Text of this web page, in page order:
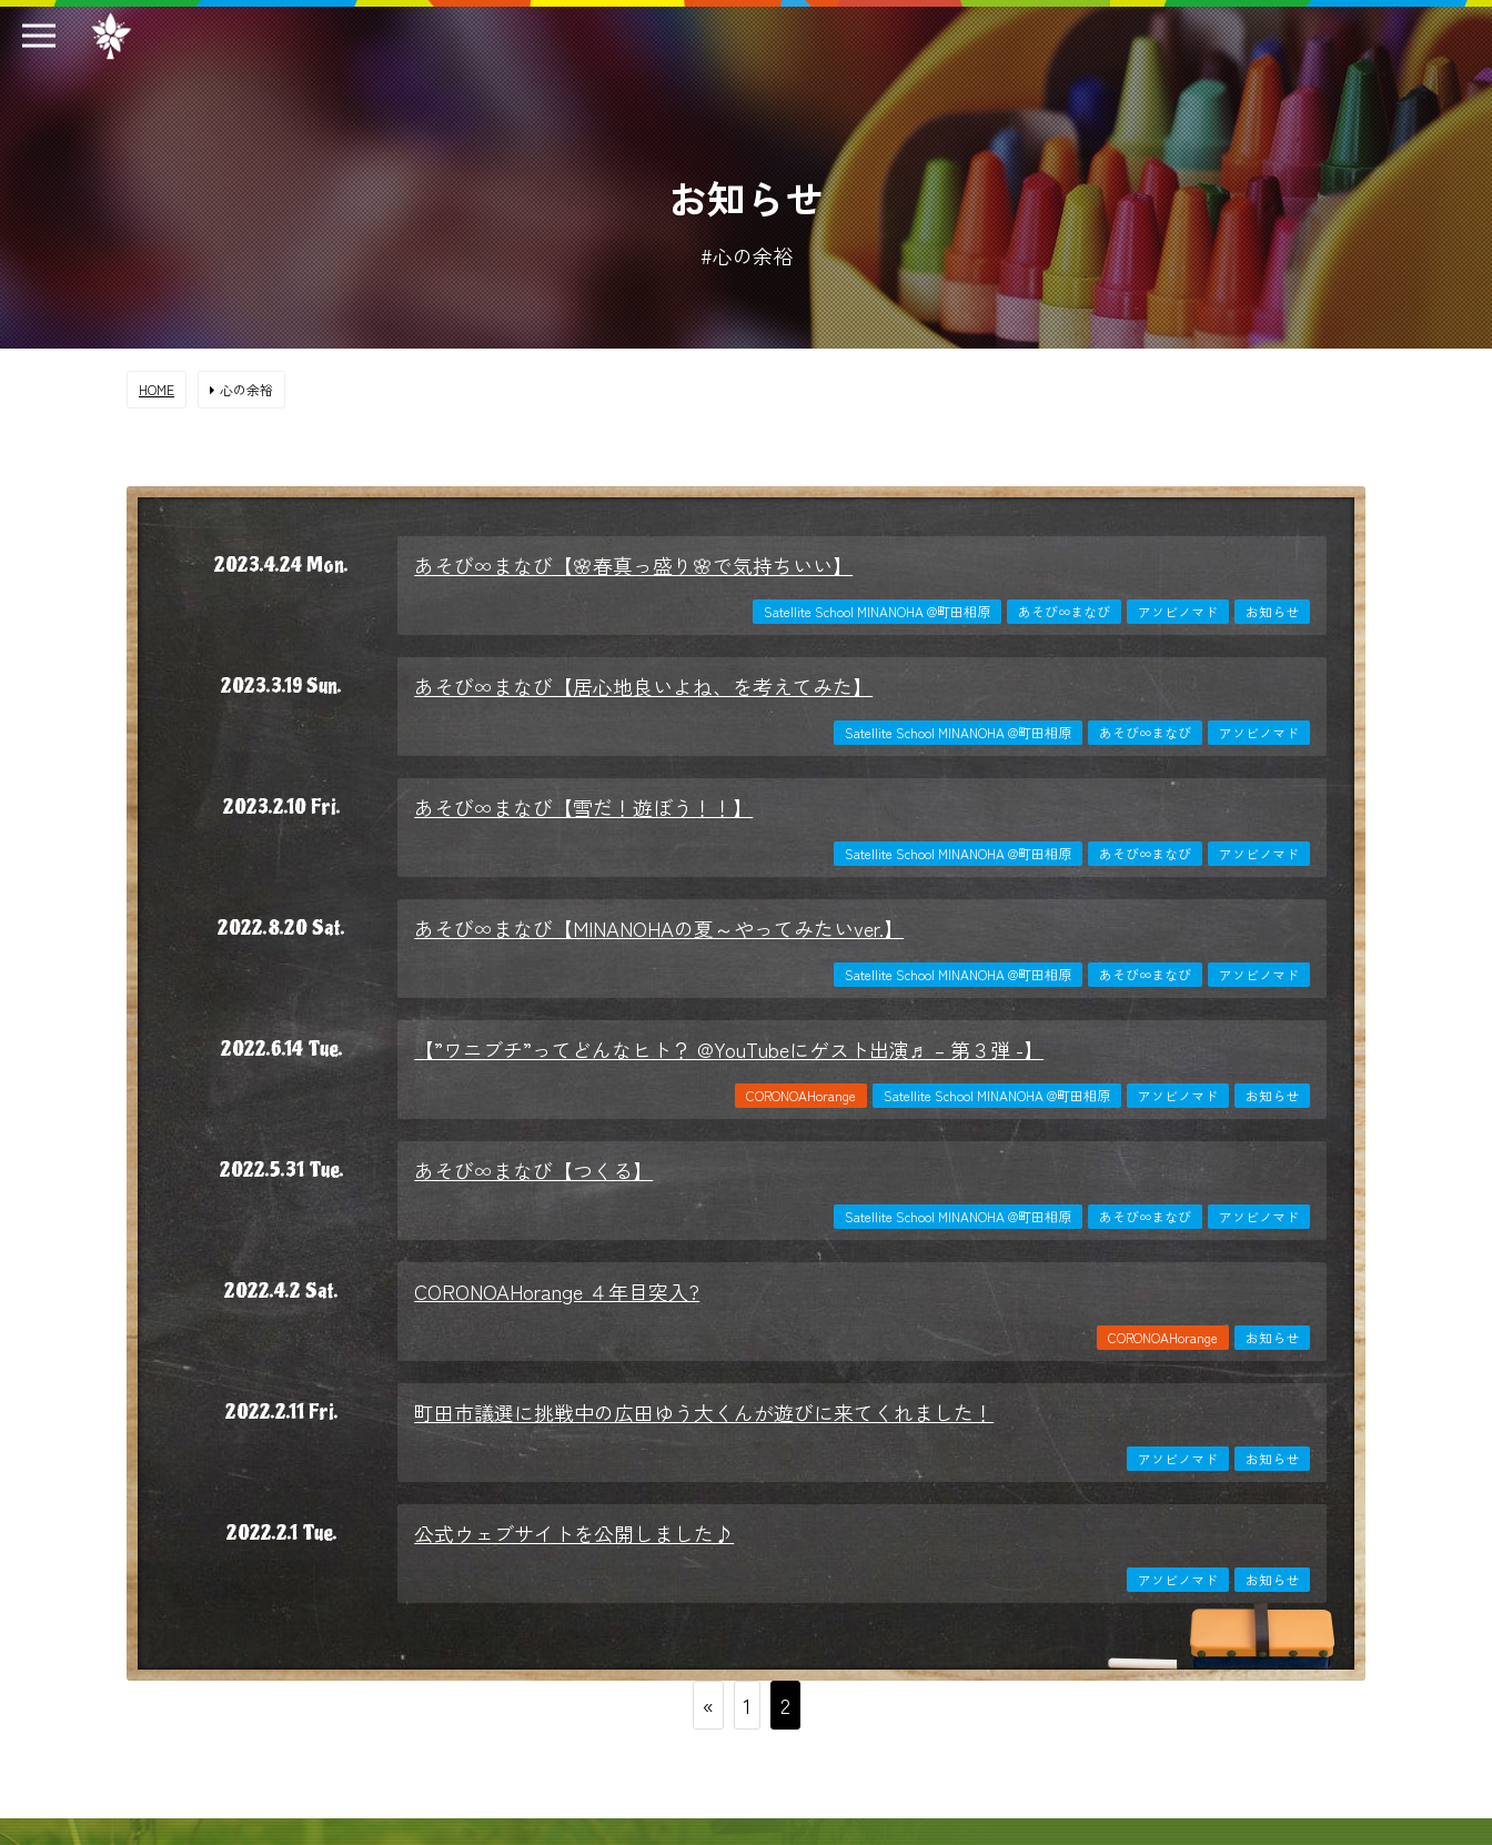
お知らせ
#心の余裕
HOME 心の余裕
2023.4.24 Mon. あそび∞まなび【🌸春真っ盛り🌸で気持ちいい】
Satellite School MINANOHA @町田相原 あそび∞まなび アソビノマド お知らせ
2023.3.19 Sun. あそび∞まなび【居心地良いよね、を考えてみた】
Satellite School MINANOHA @町田相原 あそび∞まなび アソビノマド
2023.2.10 Fri. あそび∞まなび【雪だ！遊ぼう！！】
Satellite School MINANOHA @町田相原 あそび∞まなび アソビノマド
2022.8.20 Sat. あそび∞まなび【MINANOHAの夏～やってみたいver.】
Satellite School MINANOHA @町田相原 あそび∞まなび アソビノマド
2022.6.14 Tue. 【”ワニブチ”ってどんなヒト？ @YouTubeにゲスト出演♬ – 第３弾 -】
CORONOAHorange Satellite School MINANOHA @町田相原 アソビノマド お知らせ
2022.5.31 Tue. あそび∞まなび【つくる】
Satellite School MINANOHA @町田相原 あそび∞まなび アソビノマド
2022.4.2 Sat. CORONOAHorange ４年目突入?
CORONOAHorange お知らせ
2022.2.11 Fri. 町田市議選に挑戦中の広田ゆう大くんが遊びに来てくれました！
アソビノマド お知らせ
2022.2.1 Tue. 公式ウェブサイトを公開しました♪
アソビノマド お知らせ
« 1 2